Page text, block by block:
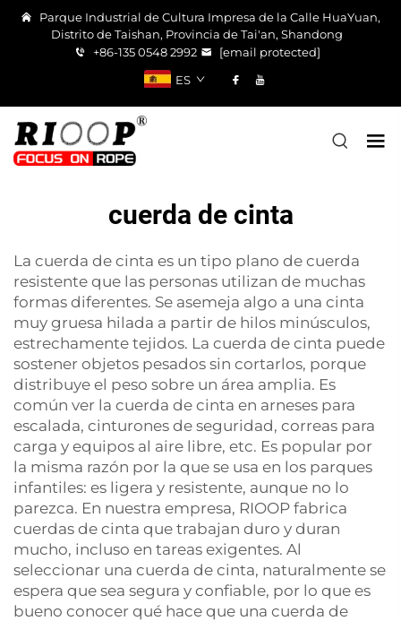
Parque Industrial de Cultura Impresa de la Calle HuaYuan,
Distrito de Taishan, Provincia de Tai'an, Shandong
+86-135 0548 2992
[email protected]
ES
cuerda de cinta
La cuerda de cinta es un tipo plano de cuerda
resistente que las personas utilizan de muchas
formas diferentes. Se asemeja algo a una cinta
muy gruesa hilada a partir de hilos minúsculos,
estrechamente tejidos. La cuerda de cinta puede
sostener objetos pesados sin cortarlos, porque
distribuye el peso sobre un área amplia. Es
común ver la cuerda de cinta en arneses para
escalada, cinturones de seguridad, correas para
carga y equipos al aire libre, etc. Es popular por
la misma razón por la que se usa en los parques
infantiles: es ligera y resistente, aunque no lo
parezca. En nuestra empresa, RIOOP fabrica
cuerdas de cinta que trabajan duro y duran
mucho, incluso en tareas exigentes. Al
seleccionar una cuerda de cinta, naturalmente se
espera que sea segura y confiable, por lo que es
bueno conocer qué hace que una cuerda de